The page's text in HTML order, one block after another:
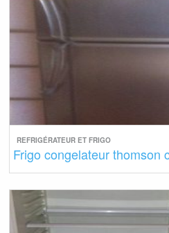
REFRIGÉRATEUR ET FRIGO
Frigo congelateur thomson